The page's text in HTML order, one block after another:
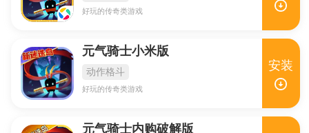
好玩的传奇类游戏
元气骑士小米版
动作格斗
好玩的传奇类游戏
安装
元气骑士内购破解版